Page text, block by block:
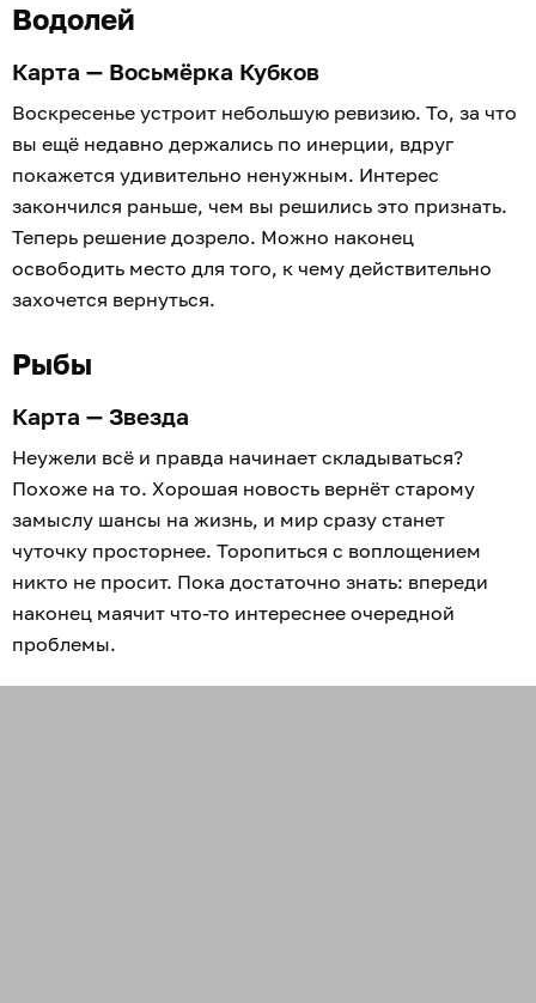
Водолей
Карта — Восьмёрка Кубков
Воскресенье устроит небольшую ревизию. То, за что
вы ещё недавно держались по инерции, вдруг
покажется удивительно ненужным. Интерес
закончился раньше, чем вы решились это признать.
Теперь решение дозрело. Можно наконец
освободить место для того, к чему действительно
захочется вернуться.
Рыбы
Карта — Звезда
Неужели всё и правда начинает складываться?
Похоже на то. Хорошая новость вернёт старому
замыслу шансы на жизнь, и мир сразу станет
чуточку просторнее. Торопиться с воплощением
никто не просит. Пока достаточно знать: впереди
наконец маячит что-то интереснее очередной
проблемы.